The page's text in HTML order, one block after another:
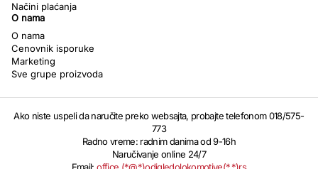
Načini plaćanja
O nama
O nama
Cenovnik isporuke
Marketing
Sve grupe proizvoda
Ako niste uspeli da naručite preko websajta, probajte telefonom 018/575-
773
Radno vreme: radnim danima od 9-16h
Naručivanje online 24/7